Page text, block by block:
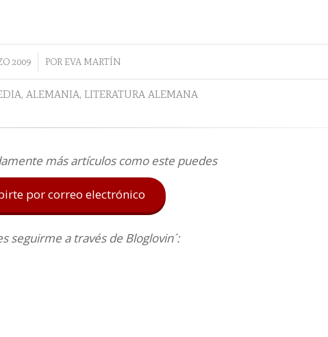
2009 POR EVA MARTÍN
, ALEMANIA, LITERATURA ALEMANA
más artículos como este puedes
por correo electrónico
seguirme a través de Bloglovin´: